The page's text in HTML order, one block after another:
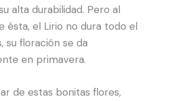
alta durabilidad. Pero al
ésta, el Lirio no dura todo el
su floración se da
en primavera.
de estas bonitas flores,